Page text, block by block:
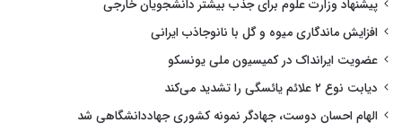
پیشنهاد وزارت علوم برای جذب بیشتر دانشجویان خارجی
افزایش ماندگاری میوه و گل با نانوجاذب ایرانی
عضویت ایرانداک در کمیسیون ملی یونسکو
دیابت نوع ۲ علائم یائسگی را تشدید می‌کند
الهام احسان دوست، جهادگر نمونه کشوری جهاددانشگاهی شد